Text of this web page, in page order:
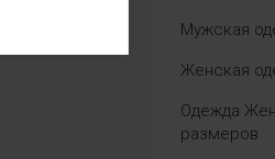
Мужская
Женская
Одежда
размеров